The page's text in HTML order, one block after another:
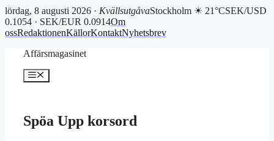
lördag, 8 augusti 2026 · KvällsutgåvaStockholm ☀ 21°CSEK/USD
0.1054 · SEK/EUR 0.0914Om
ossRedaktionenKällorKontaktNyhetsbrev
Affärsmagasinet
Meny
Spöa Upp korsord